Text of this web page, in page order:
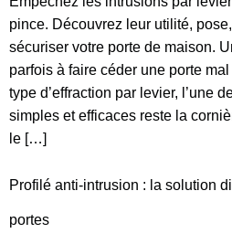
pince. Découvrez leur utilité,
sécuriser votre porte de maison.
parfois à faire céder une porte
type d’effraction par levier, l’une
simples et efficaces reste la
le […]
Profilé anti-intrusion : la solution
portes